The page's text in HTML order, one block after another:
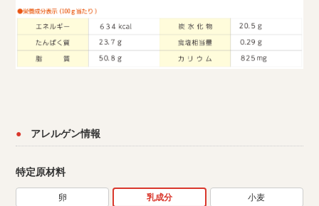
アレルゲン情報
特定原材料
卵 乳成分 小麦